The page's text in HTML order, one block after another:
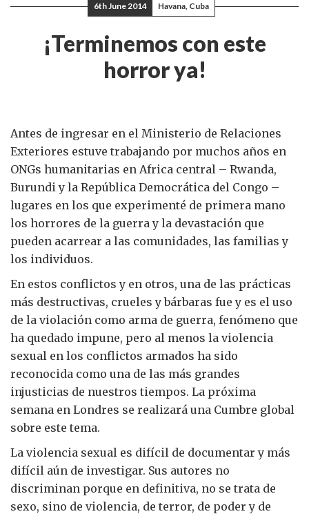
6th June 2014 Havana, Cuba
¡Terminemos con este
horror ya!
Antes de ingresar en el Ministerio de Relaciones
Exteriores estuve trabajando por muchos años en
ONGs humanitarias en Africa central – Rwanda,
Burundi y la República Democrática del Congo –
lugares en los que experimenté de primera mano
los horrores de la guerra y la devastación que
pueden acarrear a las comunidades, las familias y
los individuos.
En estos conflictos y en otros, una de las prácticas
más destructivas, crueles y bárbaras fue y es el uso
de la violación como arma de guerra, fenómeno que
ha quedado impune, pero al menos la violencia
sexual en los conflictos armados ha sido
reconocida como una de las más grandes
injusticias de nuestros tiempos. La próxima
semana en Londres se realizará una Cumbre global
sobre este tema.
La violencia sexual es difícil de documentar y más
difícil aún de investigar. Sus autores no
discriminan porque en definitiva, no se trata de
sexo, sino de violencia, de terror, de poder y de